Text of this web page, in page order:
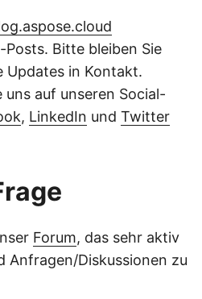
Bitte bleiben Sie
Updates in Kontakt.
uns auf unseren Social-
, LinkedIn und Twitter
Forum, das sehr aktiv
Anfragen/Diskussionen zu